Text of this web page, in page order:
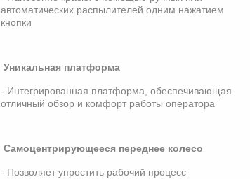
автоматических распылителей одним нажатием
кнопки
Уникальная платформа
- Интегрированная платформа, обеспечивающая
отличный обзор и комфорт работы оператора
Самоцентрирующееся переднее колесо
- Позволяет упростить рабочий процесс